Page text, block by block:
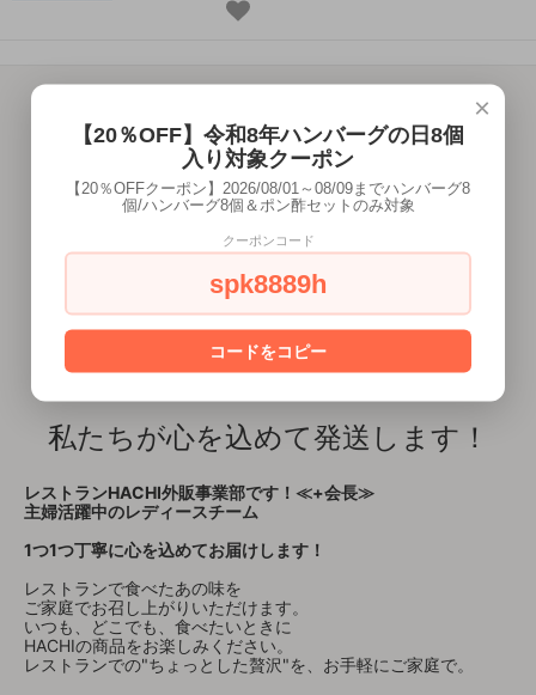
私たちが心を込めて発送します！
レストランHACHI外販事業部です！≪+会長≫
主婦活躍中のレディースチーム
1つ1つ丁寧に心を込めてお届けします！
レストランで食べたあの味を
ご家庭でお召し上がりいただけます。
いつも、どこでも、食べたいときに
HACHIの商品をお楽しみください。
レストランでの"ちょっとした贅沢"を、お手軽にご家庭で。
×
【20％OFF】令和8年ハンバーグの日8個
入り対象クーポン
【20％OFFクーポン】2026/08/01～08/09までハンバーグ8
個/ハンバーグ8個＆ポン酢セットのみ対象
クーポンコード
spk8889h
コードをコピー